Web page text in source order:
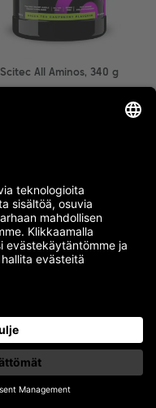
Scitec All Aminos, 340 g